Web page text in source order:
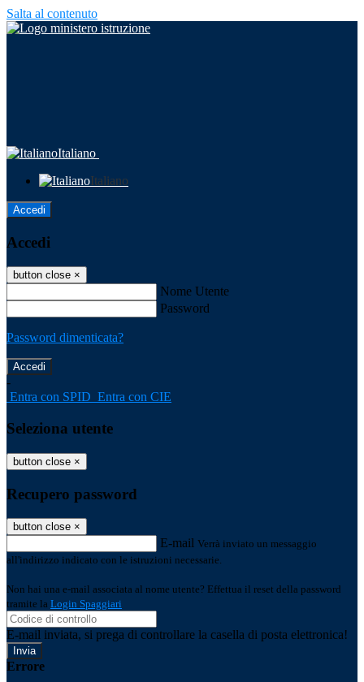
Salta al contenuto
Italiano
Italiano
Accedi
Accedi
button close ×
Nome Utente
Password
Password dimenticata?
-
Entra con SPID Entra con CIE
Seleziona utente
button close ×
Recupero password
button close ×
E-mail Verrà inviato un messaggio
all'indirizzo indicato con le istruzioni necessarie.
Non hai una e-mail associata al nome utente? Effettua il reset della password
tramite la Login Spaggiari
E-mail inviata, si prega di controllare la casella di posta elettronica!
Errore